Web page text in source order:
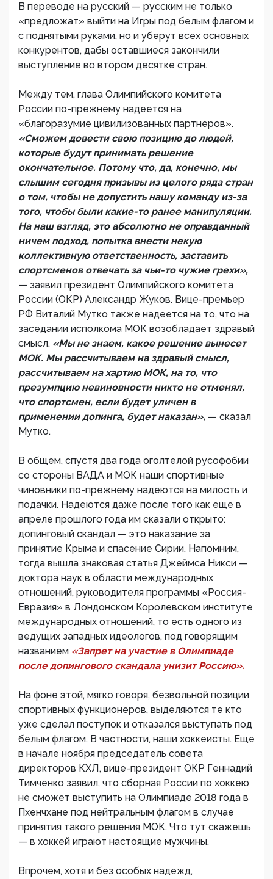
В переводе на русский — русским не только
«предложат» выйти на Игры под белым флагом и
с поднятыми руками, но и уберут всех основных
конкурентов, дабы оставшиеся закончили
выступление во втором десятке стран.
Между тем, глава Олимпийского комитета
России по-прежнему надеется на
«благоразумие цивилизованных партнеров».
«Сможем довести свою позицию до людей,
которые будут принимать решение
окончательное. Потому что, да, конечно, мы
слышим сегодня призывы из целого ряда стран
о том, чтобы не допустить нашу команду из-за
того, чтобы были какие-то ранее манипуляции.
На наш взгляд, это абсолютно не оправданный
ничем подход, попытка внести некую
коллективную ответственность, заставить
спортсменов отвечать за чьи-то чужие грехи»,
— заявил президент Олимпийского комитета
России (ОКР) Александр Жуков. Вице-премьер
РФ Виталий Мутко также надеется на то, что на
заседании исполкома МОК возобладает здравый
смысл. «Мы не знаем, какое решение вынесет
МОК. Мы рассчитываем на здравый смысл,
рассчитываем на хартию МОК, на то, что
презумпцию невиновности никто не отменял,
что спортсмен, если будет уличен в
применении допинга, будет наказан», — сказал
Мутко.
В общем, спустя два года оголтелой русофобии
со стороны ВАДА и МОК наши спортивные
чиновники по-прежнему надеются на милость и
подачки. Надеются даже после того как еще в
апреле прошлого года им сказали открыто:
допинговый скандал — это наказание за
принятие Крыма и спасение Сирии. Напомним,
тогда вышла знаковая статья Джеймса Никси —
доктора наук в области международных
отношений, руководителя программы «Россия-
Евразия» в Лондонском Королевском институте
международных отношений, то есть одного из
ведущих западных идеологов, под говорящим
названием «Запрет на участие в Олимпиаде
после допингового скандала унизит Россию».
На фоне этой, мягко говоря, безвольной позиции
спортивных функционеров, выделяются те кто
уже сделал поступок и отказался выступать под
белым флагом. В частности, наши хоккеисты. Еще
в начале ноября председатель совета
директоров КХЛ, вице-президент ОКР Геннадий
Тимченко заявил, что сборная России по хоккею
не сможет выступить на Олимпиаде 2018 года в
Пхенчхане под нейтральным флагом в случае
принятия такого решения МОК. Что тут скажешь
— в хоккей играют настоящие мужчины.
Впрочем, хотя и без особых надежд,